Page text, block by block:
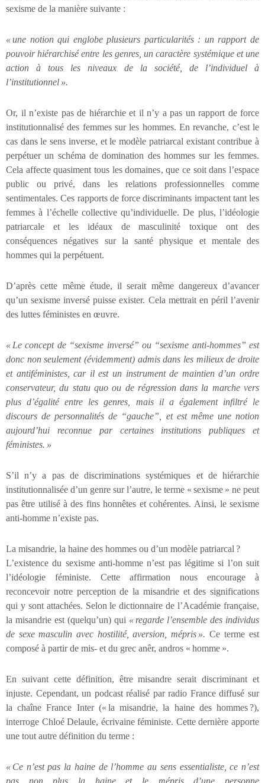
sexisme de la manière suivante :
«une notion qui englobe plusieurs particularités : un rapport de
pouvoir hiérarchisé entre les genres, un caractère systémique et une
action à tous les niveaux de la société, de l’individuel à
l’institutionnel ».
Or, il n’existe pas de hiérarchie et il n’y a pas un rapport de force
institutionnalisé des femmes sur les hommes. En revanche, c’est le
cas dans le sens inverse, et le modèle patriarcal existant contribue à
perpétuer un schéma de domination des hommes sur les femmes.
Cela affecte quasiment tous les domaines, que ce soit dans l’espace
public ou privé, dans les relations professionnelles comme
sentimentales. Ces rapports de force discriminants impactent tant les
femmes à l’échelle collective qu’individuelle. De plus, l’idéologie
patriarcale et les idéaux de masculinité toxique ont des
conséquences négatives sur la santé physique et mentale des
hommes qui la perpétuent.
D’après cette même étude, il serait même dangereux d’avancer
qu’un sexisme inversé puisse exister. Cela mettrait en péril l’avenir
des luttes féministes en œuvre.
« Le concept de “sexisme inversé” ou “sexisme anti-hommes” est
donc non seulement (évidemment) admis dans les milieux de droite
et antiféministes, car il est un instrument de maintien d’un ordre
conservateur, du statu quo ou de régression dans la marche vers
plus d’égalité entre les genres, mais il a également infiltré le
discours de personnalités de “gauche”, et est même une notion
aujourd’hui reconnue par certaines institutions publiques et
féministes. »
S’il n’y a pas de discriminations systémiques et de hiérarchie
institutionnalisée d’un genre sur l’autre, le terme « sexisme » ne peut
pas être utilisé à des fins honnêtes et cohérentes. Ainsi, le sexisme
anti-homme n’existe pas.
La misandrie, la haine des hommes ou d’un modèle patriarcal ?
L’existence du sexisme anti-homme n’est pas légitime si l’on suit
l’idéologie féministe. Cette affirmation nous encourage à
reconcevoir notre perception de la misandrie et des significations
qui y sont attachées. Selon le dictionnaire de l’Académie française,
la misandrie est (quelqu’un) qui « regarde l’ensemble des individus
de sexe masculin avec hostilité, aversion, mépris ». Ce terme est
composé à partir de mis- et du grec anêr, andros « homme ».
En suivant cette définition, être misandre serait discriminant et
injuste. Cependant, un podcast réalisé par radio France diffusé sur
la chaîne France Inter (« la misandrie, la haine des hommes ?),
interroge Chloé Delaule, écrivaine féministe. Cette dernière apporte
une tout autre définition du terme :
« Ce n’est pas la haine de l’homme au sens essentialiste, ce n’est
pas non plus la haine et le mépris d’une personne